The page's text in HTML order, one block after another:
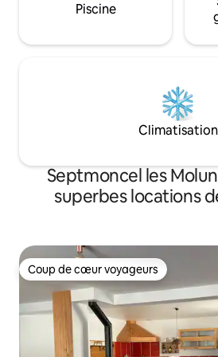
Piscine
Climatisation
Septmoncel les
superbes locations
Coup de cœur voyageurs
Coup de cœur voyageurs